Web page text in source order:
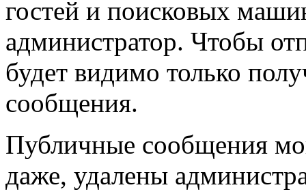
гостей и поисковых
администратор. Чтобы
будет видимо только
сообщения.
Публичные сообщения
даже, удалены